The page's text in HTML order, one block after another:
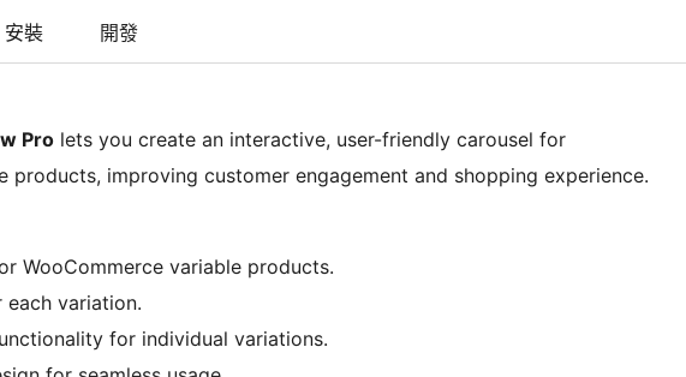
安裝 開發
Pro lets you create an interactive, user-friendly carousel for
products, improving customer engagement and shopping experience.
WooCommerce variable products.
variation.
for individual variations.